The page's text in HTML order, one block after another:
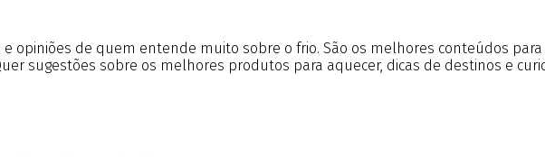
e opiniões de quem entende muito sobre o frio. São os melhores conteúdos
sugestões sobre os melhores produtos para aquecer, dicas de destinos e